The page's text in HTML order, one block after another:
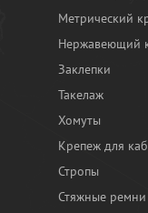
Метрический
Нержавеющий
Заклепки
Такелаж
Хомуты
Крепеж для
Стропы
Стяжные ремни